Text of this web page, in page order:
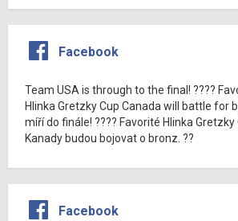
Facebook
Team USA is through to the final! ????
Hlinka Gretzky Cup Canada will battle for
míří do finále! ???? Favorité Hlinka Gretzky
Kanady budou bojovat o bronz. ??
Facebook